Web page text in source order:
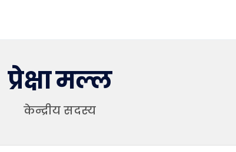
प्रेक्षा मल्ल
केन्द्रीय सदस्य